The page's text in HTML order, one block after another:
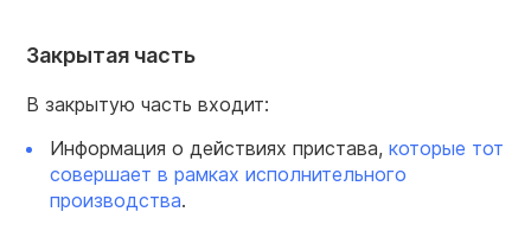
Закрытая часть
В закрытую часть входит:
Информация о действиях пристава, которые тот
совершает в рамках исполнительного
производства.